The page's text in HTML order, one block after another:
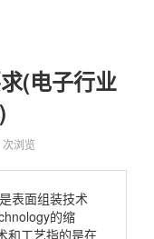
(电子行业
浏览
表面组装技术
的缩
和工艺指的是在